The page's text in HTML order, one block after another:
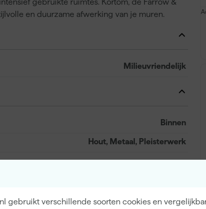
gebruikt verschillende soorten cookies en
gebruikte ruimtes. Kortom, de Farrow &
en duurzame afwerking van je muren.
Milieuvriendelijk
Binnen
Hout, Metaal, Pleisterwerk
Extra mat